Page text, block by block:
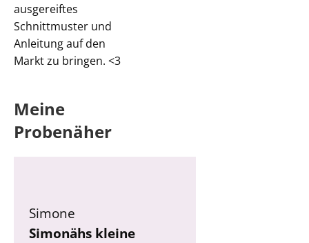
ausgereiftes
Schnittmuster und
Anleitung auf den
Markt zu bringen. <3
Meine
Probenäher
Simone
Simonähs kleine